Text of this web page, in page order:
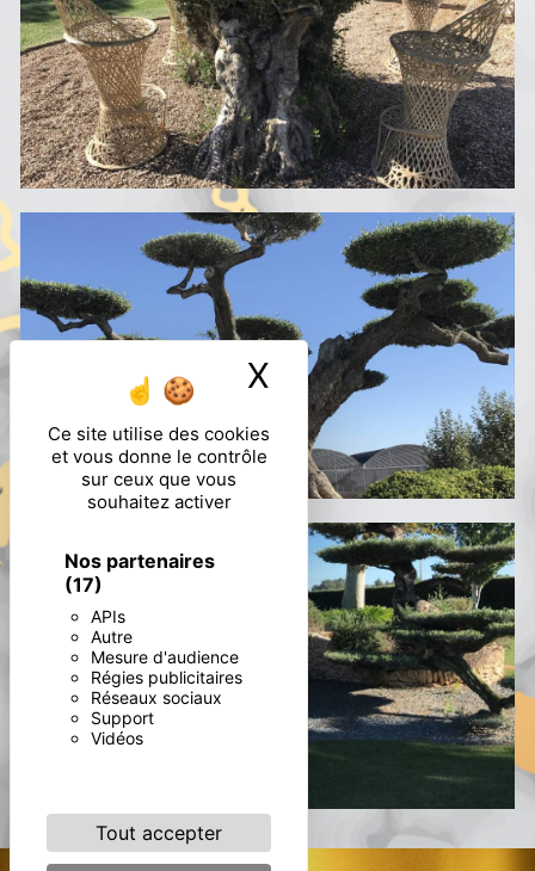
Ce site utilise des cookies
et vous donne le contrôle
sur ceux que vous
souhaitez activer
Nos partenaires
(17)
APIs
Autre
Mesure d'audience
Régies publicitaires
Réseaux sociaux
Support
Vidéos
Tout accepter
X Masquer le